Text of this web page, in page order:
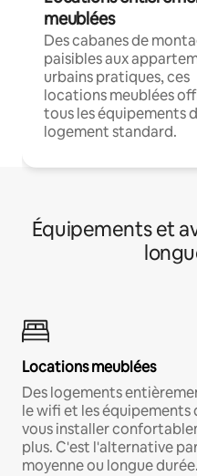
meublées
Des cabanes de
paisibles aux
urbains pratiques, ces
locations meublées
tous les équipements
logement standard.
Équipements et
Locations meublées
Des logements
le wifi et les équipements
vous installer
plus. C'est l'alternative
moyenne ou longue durée.